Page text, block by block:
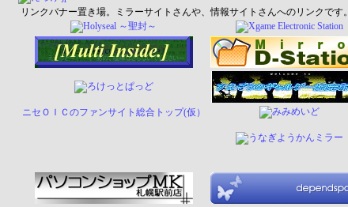
リンクバナー置き場。ミラーサイトさんや、情報サイトさんへのリンクです。
ニセＯＩＣのファンサイト総合トップ(仮）